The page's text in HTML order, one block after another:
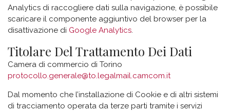
Analytics di raccogliere dati sulla navigazione, è possibile
scaricare il componente aggiuntivo del browser per la
disattivazione di Google Analytics.
Titolare Del Trattamento Dei Dati
Camera di commercio di Torino
protocollo.generale@to.legalmail.camcom.it
Dal momento che l’installazione di Cookie e di altri sistemi
di tracciamento operata da terze parti tramite i servizi